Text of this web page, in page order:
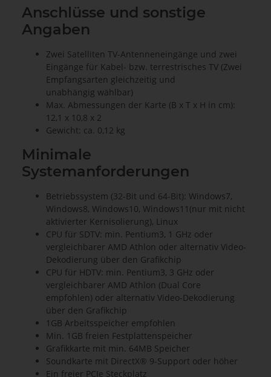
Anschlüsse und sonstige
Angaben
Zwei Satelliten TV-Antenneneingänge und zwei
Eingänge für Kabel- bzw. terrestrisches TV (Zwei
Empfangsarten gleichzeitig und
unabhängig wählbar)
Max. Abmessungen der Karte (B x T x H in cm):
12,1 x 10,8 x 2
Gewicht: ca. 0,12 kg
Minimale
Systemanforderungen
Betriebssystem (32-Bit und 64-Bit): Windows7,
Windows8, Windows10, Windows11(nur mit nicht
aktivierter Kernisolierung), Linux
CPU für SDTV: min. Pentium3, 1 GHz oder
vergleichbarer AMD Athlon oder alternativ Video-
Dekodierung über den Grafikchip
CPU für HDTV: min. Pentium3, 3 GHz oder
vergleichbarer AMD Athlon (Dual Core
empfohlen) oder alternativ Video-Dekodierung
über den Grafikchip
1GB Arbeitsspeicher empfohlen
Min. 1GB freien Festplattenspeicher
Grafikkarte mit min. 64MB Speicher
Soundkarte mit DirectX® 9-Support oder höher
Ein freier PCIe Steckplatz